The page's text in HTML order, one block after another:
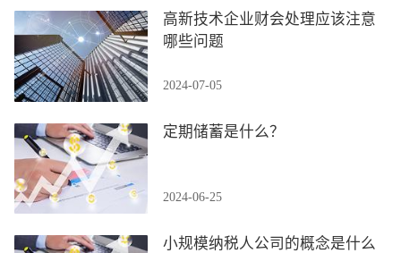
高新技术企业财会处理应该注意
哪些问题
2024-07-05
定期储蓄是什么？
2024-06-25
小规模纳税人公司的概念是什么